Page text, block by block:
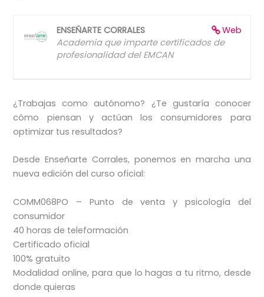
Web
ENSEÑARTE CORRALES
Academia que imparte certificados de
profesionalidad del EMCAN
¿Trabajas como autónomo? ¿Te gustaría conocer
cómo piensan y actúan los consumidores para
optimizar tus resultados?
Desde Enseñarte Corrales, ponemos en marcha una
nueva edición del curso oficial:
COMM068PO – Punto de venta y psicología del
consumidor
40 horas de teleformación
Certificado oficial
100% gratuito
Modalidad online, para que lo hagas a tu ritmo, desde
donde quieras